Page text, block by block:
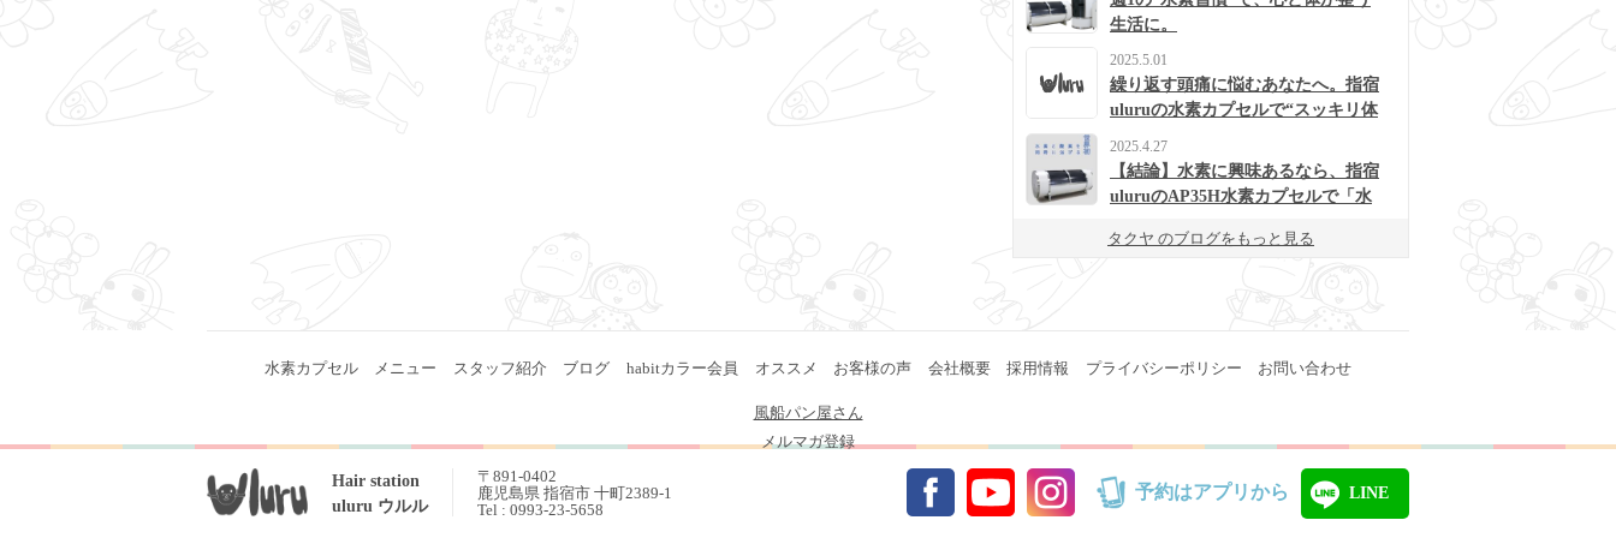
生活に。
2025.5.01
繰り返す頭痛に悩むあなたへ。指宿
uluruの水素カプセルで“スッキリ体
2025.4.27
【結論】水素に興味あるなら、指宿
uluruのAP35H水素カプセルで「水
タクヤ のブログをもっと見る
水素カプセル メニュー スタッフ紹介 ブログ habitカラー会員 オススメ お客様の声 会社概要 採用情報 プライバシーポリシー お問い合わせ
メルマガ登録
風船パン屋さん
Hair station
uluru ウルル
〒891-0402
鹿児島県 指宿市 十町2389-1
Tel : 0993-23-5658
予約はアプリから LINE